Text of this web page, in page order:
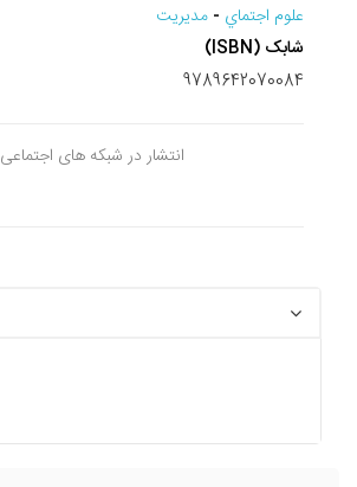
علوم اجتماي - مديريت
شابک (ISBN)
9789642070084
انتشار در شبکه های اجتماعی